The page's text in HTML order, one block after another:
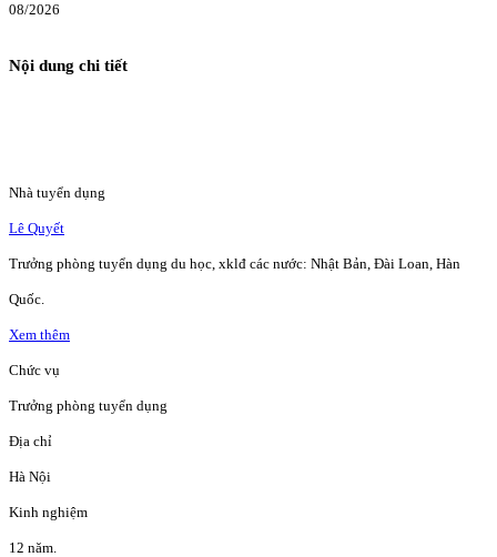
08/2026
Nội dung chi tiết
Nhà tuyển dụng
Lê Quyết
Trưởng phòng tuyển dụng du học, xklđ các nước: Nhật Bản, Đài Loan, Hàn
Quốc.
Xem thêm
Chức vụ
Trưởng phòng tuyển dụng
Địa chỉ
Hà Nội
Kinh nghiệm
12 năm.